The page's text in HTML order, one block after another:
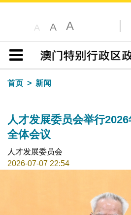
A A A
目录
首页
新闻
人才发展委员会举行
全体会议
人才发展委员会
2026-07-07 22:54